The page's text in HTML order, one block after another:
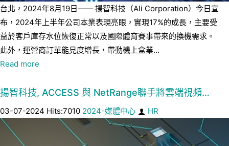
台北，2024年8月19日—— 揚智科技（Ali Corporation）今日宣
布，2024年上半年公司本業表現亮眼，實現17%的成長，主要受
益於客戶庫存水位恢復正常以及國際體育賽事帶來的換機需求。
此外，運營商訂單能見度增長，帶動機上盒業...
Read more
揚智科技, ACCESS 與 NetRange聯手將雲端視頻…
03-07-2024 Hits:7010 2024-媒體中心 HR